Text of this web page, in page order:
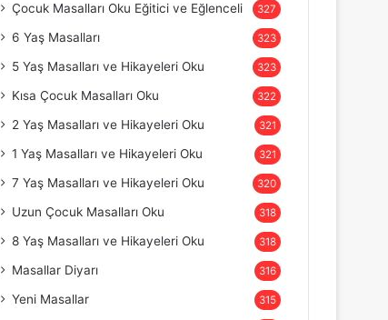
Çocuk Masalları Oku Eğitici ve Eğlenceli 327
6 Yaş Masalları 323
5 Yaş Masalları ve Hikayeleri Oku 323
Kısa Çocuk Masalları Oku 322
2 Yaş Masalları ve Hikayeleri Oku 321
1 Yaş Masalları ve Hikayeleri Oku 321
7 Yaş Masalları ve Hikayeleri Oku 320
Uzun Çocuk Masalları Oku 318
8 Yaş Masalları ve Hikayeleri Oku 318
Masallar Diyarı 316
Yeni Masallar 315